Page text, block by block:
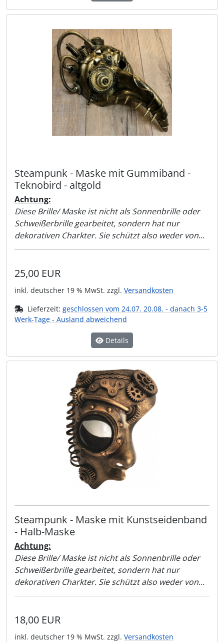
Steampunk - Maske mit Gummiband -
Teknobird - altgold
Achtung:
Diese Brille/ Maske ist nicht als Sonnenbrille oder
Schweißerbrille gearbeitet, sondern hat nur
dekorativen Charkter. Sie schützt also weder von
Sonnenlicht noch vor der Schweißer-Flamme!!
25,00 EUR
inkl. deutscher 19 % MwSt. zzgl. Versandkosten
Lieferzeit: geschlossen vom 24.07. 20.08. - danach 3-5
Werk-Tage - Ausland abweichend
Details
Steampunk - Maske mit Kunstseidenband
- Halb-Maske
Achtung:
Diese Brille/ Maske ist nicht als Sonnenbrille oder
Schweißerbrille gearbeitet, sondern hat nur
dekorativen Charkter. Sie schützt also weder von
Sonnenlicht noch vor der Schweißer-Flamme!!
18,00 EUR
inkl. deutscher 19 % MwSt. zzgl. Versandkosten